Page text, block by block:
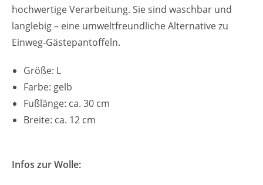
hochwertige Verarbeitung. Sie sind waschbar und
langlebig – eine umweltfreundliche Alternative zu
Einweg-Gästepantoffeln.
Größe: L
Farbe: gelb
Fußlänge: ca. 30 cm
Breite: ca. 12 cm
Infos zur Wolle: